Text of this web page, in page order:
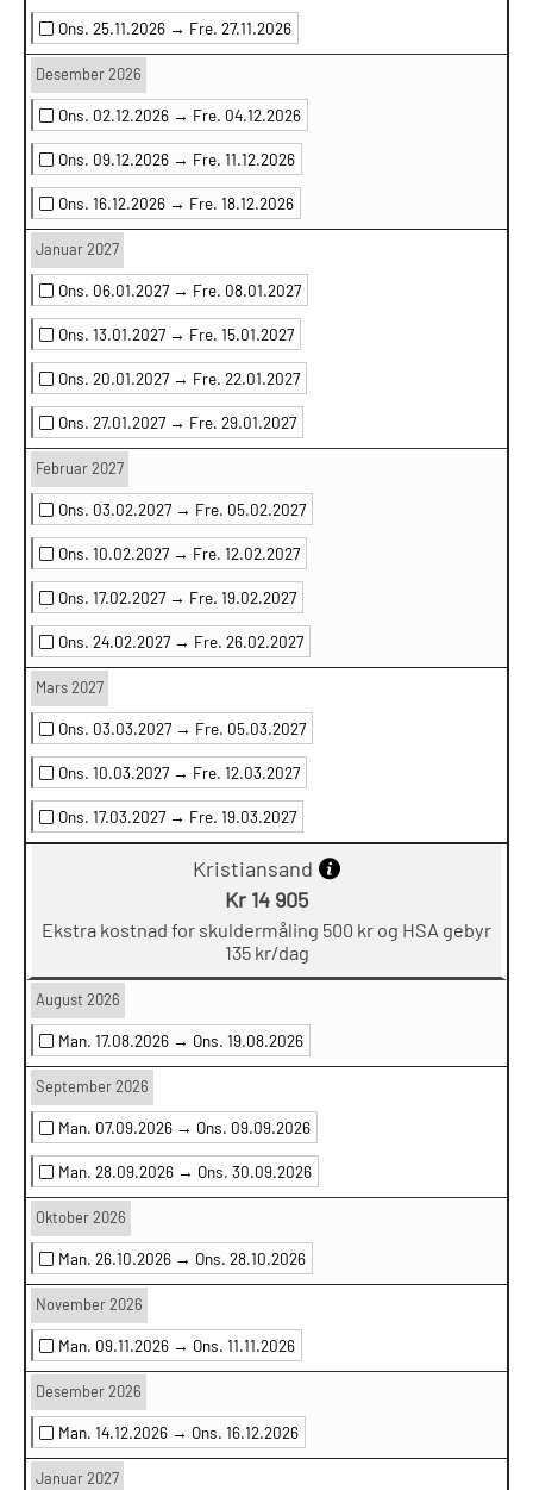
Ons. 25.11.2026 → Fre. 27.11.2026
Desember 2026
Ons. 02.12.2026 → Fre. 04.12.2026
Ons. 09.12.2026 → Fre. 11.12.2026
Ons. 16.12.2026 → Fre. 18.12.2026
Januar 2027
Ons. 06.01.2027 → Fre. 08.01.2027
Ons. 13.01.2027 → Fre. 15.01.2027
Ons. 20.01.2027 → Fre. 22.01.2027
Ons. 27.01.2027 → Fre. 29.01.2027
Februar 2027
Ons. 03.02.2027 → Fre. 05.02.2027
Ons. 10.02.2027 → Fre. 12.02.2027
Ons. 17.02.2027 → Fre. 19.02.2027
Ons. 24.02.2027 → Fre. 26.02.2027
Mars 2027
Ons. 03.03.2027 → Fre. 05.03.2027
Ons. 10.03.2027 → Fre. 12.03.2027
Ons. 17.03.2027 → Fre. 19.03.2027
Kristiansand
Kr 14 905
Ekstra kostnad for skuldermåling 500 kr og HSA gebyr
135 kr/dag
August 2026
Man. 17.08.2026 → Ons. 19.08.2026
September 2026
Man. 07.09.2026 → Ons. 09.09.2026
Man. 28.09.2026 → Ons. 30.09.2026
Oktober 2026
Man. 26.10.2026 → Ons. 28.10.2026
November 2026
Man. 09.11.2026 → Ons. 11.11.2026
Desember 2026
Man. 14.12.2026 → Ons. 16.12.2026
Januar 2027